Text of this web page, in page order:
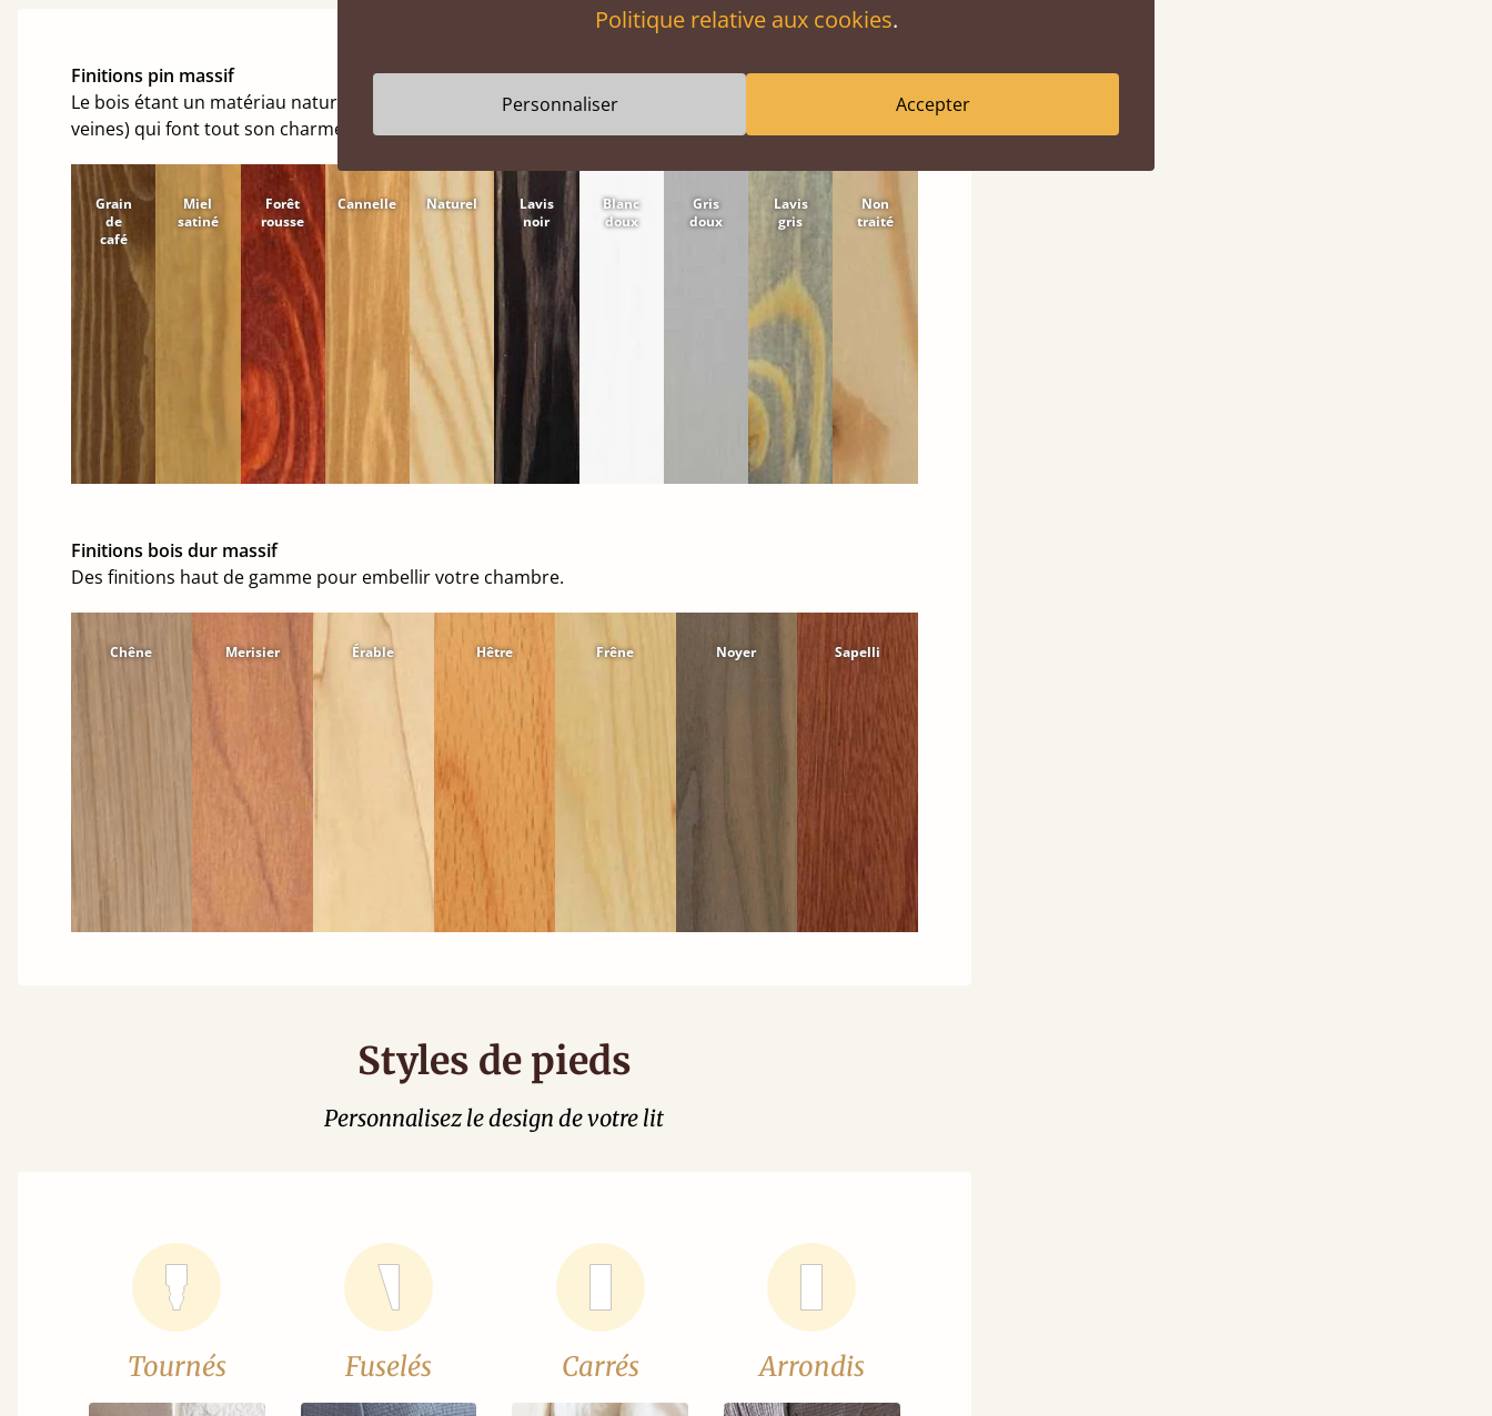
Finitions pin massif
Le bois étant un matériau naturel et vivant, il sera marqué par de petites irrégularités (nœuds et
veines) qui font tout son charme.
Grain
de
café
Miel
satiné
Forêt
rousse
Cannelle Naturel
Lavis
noir
Blanc
doux
Gris
doux
Lavis
gris
Non
traité
Finitions bois dur massif
Des finitions haut de gamme pour embellir votre chambre.
Chêne Merisier Érable Hêtre Frêne Noyer Sapelli
Styles de pieds
Personnalisez le design de votre lit
Tournés Fuselés Carrés Arrondis
Politique relative aux cookies.
Personnaliser Accepter